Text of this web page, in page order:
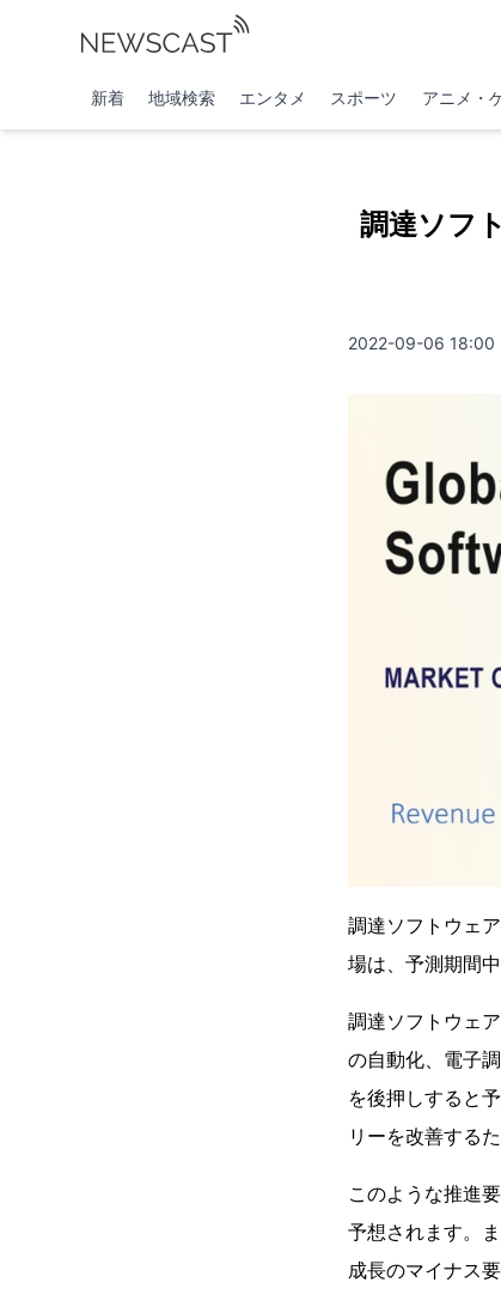
新着 地域検索 エンタメ スポーツ アニメ・
調達ソフ
2022-09-06 18:00
調達ソフトウェ
場は、予測期間
調達ソフトウェ
の自動化、電子
を後押しすると
リーを改善する
このような推進
予想されます。
成長のマイナス